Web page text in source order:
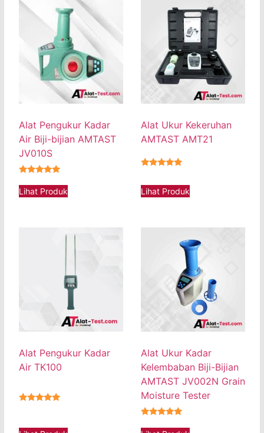
Alat Pengukur Kadar
Air Biji-bijian AMTAST
JV010S
Lihat Produk
Alat Ukur Kekeruhan
AMTAST AMT21
Lihat Produk
Alat Pengukur Kadar
Air TK100
Alat Ukur Kadar
Kelembaban Biji-Bijian
AMTAST JV002N Grain
Moisture Tester